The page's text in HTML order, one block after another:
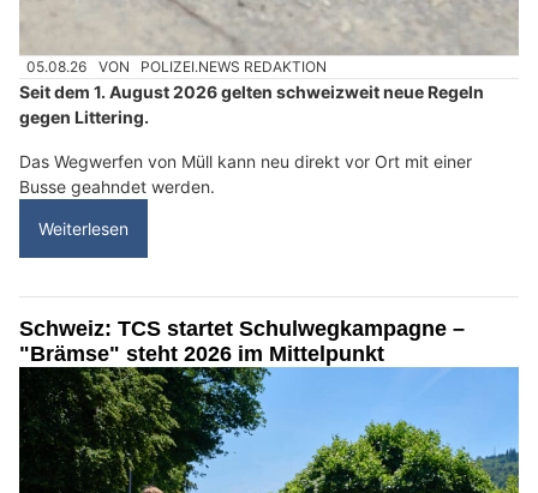
05.08.26 VON POLIZEI.NEWS REDAKTION
Seit dem 1. August 2026 gelten schweizweit neue Regeln
gegen Littering.
Das Wegwerfen von Müll kann neu direkt vor Ort mit einer
Busse geahndet werden.
Weiterlesen
Schweiz: TCS startet Schulwegkampagne –
"Brämse" steht 2026 im Mittelpunkt